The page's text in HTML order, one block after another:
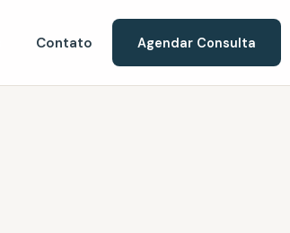
Contato Agendar Consulta